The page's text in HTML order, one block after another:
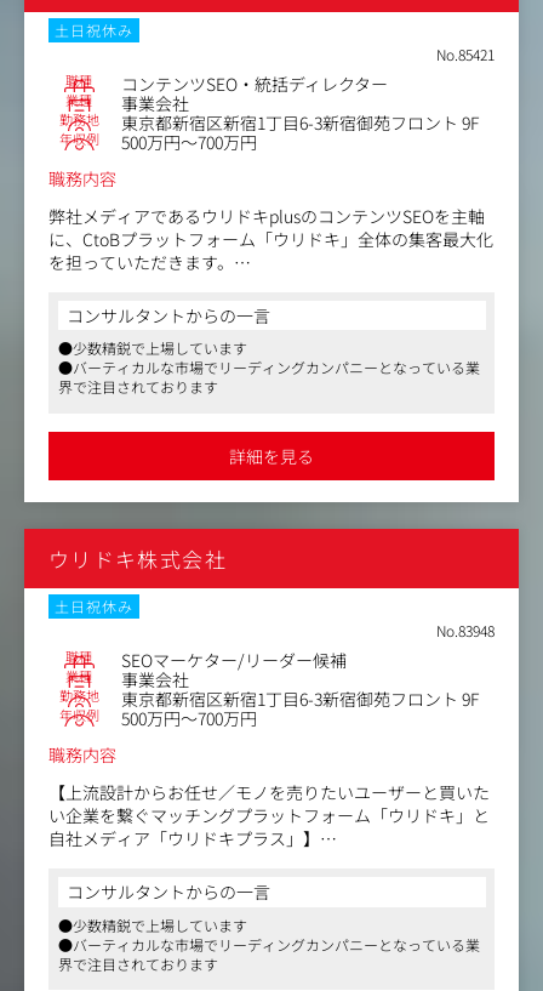
■求める人物像
・自分の意見を主張できる方
・今打てる最善手が何かを考えられる方
・順序を立て物事を考えられる方
・スピード感を持って業務に取り組める方
・SEOの最新情報を常にキャッチアップできる方
・論理的思考能力をお持ちの方
・解決策ファーストではなく課題ファーストである方
土日祝休み
No.85421
職種 コンテンツSEO・統括ディレクター
業種 事業会社
勤務地 東京都新宿区新宿1丁目6-3新宿御苑フロント 9F
年収例
500万円～700万円
職務内容
弊社メディアであるウリドキplusのコンテンツSEOを主軸
に、CtoBプラットフォーム「ウリドキ」全体の集客最大化
を担っていただきます。
【具体的な仕事内容】
・集客を最大化するためのキーワード戦略の立案および中
長期的なメディアロードマップの策定
・高品質な記事の企画・構成、およびE-E-A-T（専門性・
権威性・信頼性・実体験）を極限まで高める編集フローの
・社内メンバー、外部ライター陣の進行管理・ディレクシ
■社内環境について
現在、メディアコンテンツチームはCMO直下のもと、メデ
ィア運営・PR・ブランディングなど多岐に渡る業務を行な
メンバーはミーティングの他にSlackでのタスク・進捗共
有を実施しており、部署間関係なく新しい提案などもどん
どん取り入れていける風通しの良い環境です。
会社全体も今年からジョインしたスタッフが多く、フラッ
トで透明性が高いのが特徴です。
コンサルタントからの一言
●少数精鋭で上場しています
●バーティカルな市場でリーディングカンパニーとなっている業
界で注目されております
詳細を見る
ウリドキ株式会社
土日祝休み
No.83948
職種 SEOマーケター/リーダー候補
業種 事業会社
勤務地 東京都新宿区新宿1丁目6-3新宿御苑フロント 9F
年収例
500万円～700万円
職務内容
【上流設計からお任せ／モノを売りたいユーザーと買いた
い企業を繋ぐマッチングプラットフォーム「ウリドキ」と
自社メディア「ウリドキプラス」】
国内唯一のビジネスモデルであるCtoBプラットフォーム
「ウリドキ」を展開する同社にてSEOマーケターのリーダ
ー候補をお任せします。
ウリドキ、及びウリドキプラスのSEOを主軸としたマーケ
ティング戦略の立案、各種施策の企画・実行をお任せいた
コンサルタントからの一言
●少数精鋭で上場しています
●バーティカルな市場でリーディングカンパニーとなっている業
界で注目されております